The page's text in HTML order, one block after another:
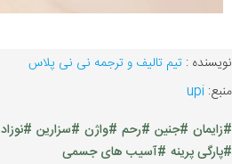
نویسنده : تیم تالیف و ترجمه نی نی پلاس
منبع: upi
#زایمان #جنین #رحم #واژن #سزارین #نوزاد
#پارگی پرینه #آسیب های جسمی